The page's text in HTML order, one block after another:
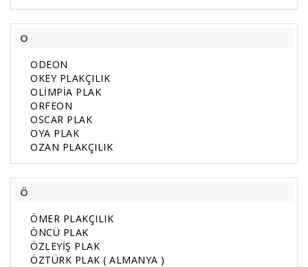
O
ODEON
OKEY PLAKÇILIK
OLİMPİA PLAK
ORFEON
OSCAR PLAK
OYA PLAK
OZAN PLAKÇILIK
Ö
ÖMER PLAKÇILIK
ÖNCÜ PLAK
ÖZLEYİŞ PLAK
ÖZTÜRK PLAK ( ALMANYA )